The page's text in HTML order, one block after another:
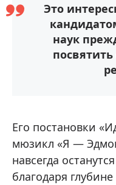
Это
наук
Его постановки
мюзикл «Я —
навсегда
благодаря